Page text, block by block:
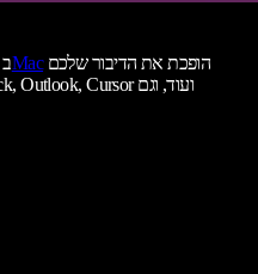
בMacהופכת את הדיבור שלכם
לטקסט מדויק בכל האפליקציות, כמו Slack, Outlook, Cursor ועוד, וגם